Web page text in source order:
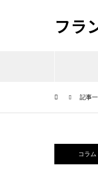
フラ
記事
コラム